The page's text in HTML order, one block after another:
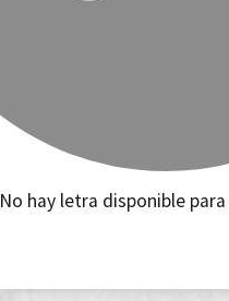
No hay letra disponible